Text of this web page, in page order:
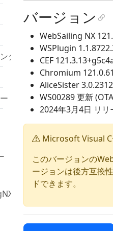
ター
の更新情報
バージョン
WebSailing NX
WSPlugin
CEF
Chromium
AliceSister
WS00289 更新
2024年3月4日 リリ
Microsoft Visual
このバージョンの
ージョンは後方互換
ドできます。